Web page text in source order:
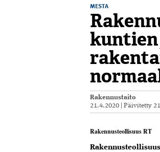
MESTA
Rakennustaito
21.4.2020 |Päivitetty
Rakennusteollisuus RT